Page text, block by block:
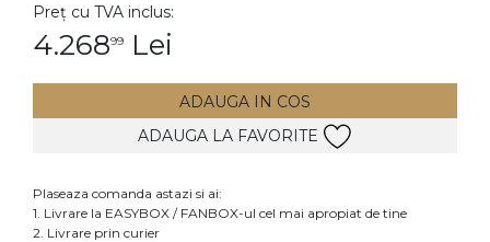
Cercei
Accesorii
Preț cu TVA inclus:
4.26899 Lei
ADAUGA IN COS
ADAUGA LA FAVORITE
Plaseaza comanda astazi si ai:
1. Livrare la EASYBOX / FANBOX-ul cel mai apropiat de tine
2. Livrare prin curier